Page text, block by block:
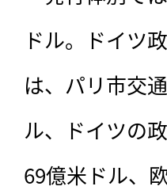
ドル。ドイツ
は、パリ市交
ル、ドイツの
69億米ドル、